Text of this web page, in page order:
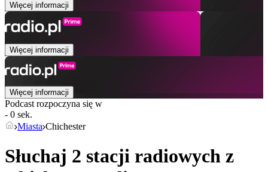
Więcej informacji
Więcej informacji
Więcej informacji
Podcast rozpoczyna się w
- 0 sek.
Miasta Chichester
Słuchaj 2 stacji radiowych z